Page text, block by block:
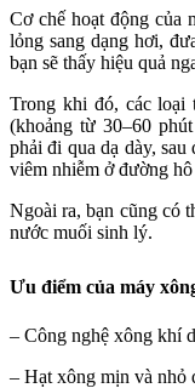
Cơ chế hoạt động của
lỏng sang dạng hơi,
bạn sẽ thấy hiệu quả
Trong khi đó, các loại
(khoảng từ 30–60
phải đi qua dạ dày,
viêm nhiễm ở đường hô
Ngoài ra, bạn cũng có
nước muối sinh lý.
Ưu điểm của máy
– Công nghệ xông khí
– Hạt xông mịn và nhỏ